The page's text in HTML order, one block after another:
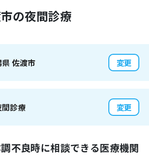
の夜間診療
佐渡市 変更
間診療 変更
不良時に相談できる医療機関